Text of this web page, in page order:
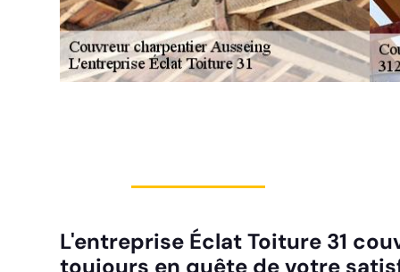
L'entreprise Éclat Toiture 31
toujours en quête de votre